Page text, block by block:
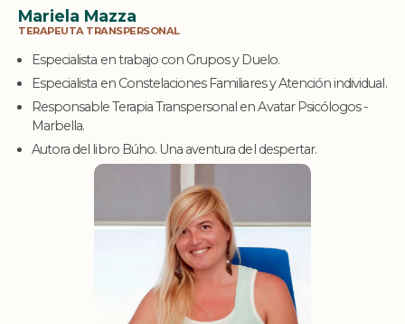
Mariela Mazza
TERAPEUTA TRANSPERSONAL
Especialista en trabajo con Grupos y Duelo.
Especialista en Constelaciones Familiares y Atención individual.
Responsable Terapia Transpersonal en Avatar Psicólogos -
Marbella.
Autora del libro Búho. Una aventura del despertar.